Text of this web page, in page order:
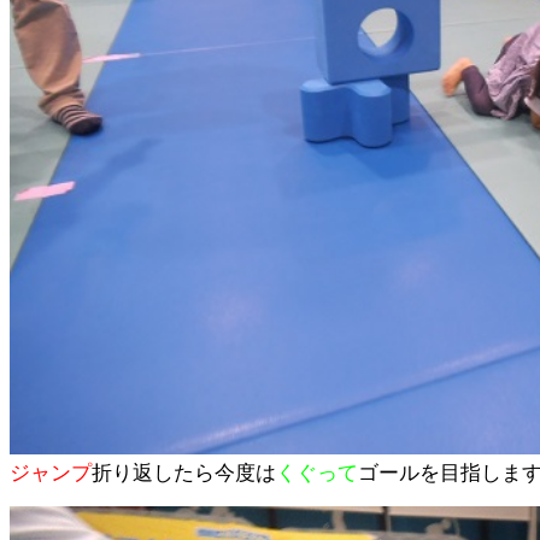
ジャンプ折り返したら今度は くぐって ゴールを目指しま